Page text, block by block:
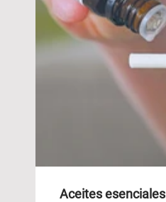
Aceites esenciales